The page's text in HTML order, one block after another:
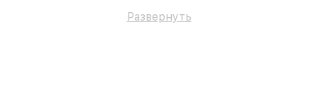
Развернуть